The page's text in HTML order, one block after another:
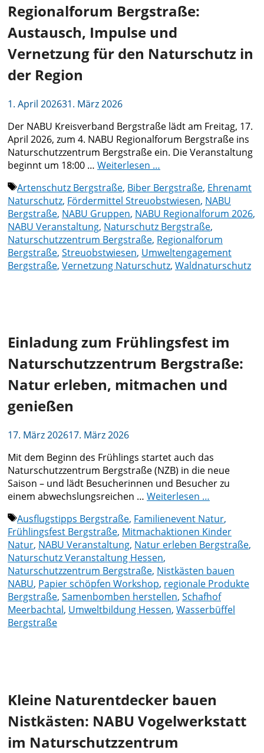
Regionalforum Bergstraße:
Austausch, Impulse und
Vernetzung für den Naturschutz in
der Region
1. April 202631. März 2026
Der NABU Kreisverband Bergstraße lädt am Freitag, 17.
April 2026, zum 4. NABU Regionalforum Bergstraße ins
Naturschutzzentrum Bergstraße ein. Die Veranstaltung
beginnt um 18:00 … Weiterlesen …
Schlagwörter
Artenschutz Bergstraße, Biber Bergstraße, Ehrenamt
Naturschutz, Fördermittel Streuobstwiesen, NABU
Bergstraße, NABU Gruppen, NABU Regionalforum 2026,
NABU Veranstaltung, Naturschutz Bergstraße,
Naturschutzzentrum Bergstraße, Regionalforum
Bergstraße, Streuobstwiesen, Umweltengagement
Bergstraße, Vernetzung Naturschutz, Waldnaturschutz
Einladung zum Frühlingsfest im
Naturschutzzentrum Bergstraße:
Natur erleben, mitmachen und
genießen
17. März 202617. März 2026
Mit dem Beginn des Frühlings startet auch das
Naturschutzzentrum Bergstraße (NZB) in die neue
Saison – und lädt Besucherinnen und Besucher zu
einem abwechslungsreichen … Weiterlesen …
Schlagwörter
Ausflugstipps Bergstraße, Familienevent Natur,
Frühlingsfest Bergstraße, Mitmachaktionen Kinder
Natur, NABU Veranstaltung, Natur erleben Bergstraße,
Naturschutz Veranstaltung Hessen,
Naturschutzzentrum Bergstraße, Nistkästen bauen
NABU, Papier schöpfen Workshop, regionale Produkte
Bergstraße, Samenbomben herstellen, Schafhof
Meerbachtal, Umweltbildung Hessen, Wasserbüffel
Bergstraße
Kleine Naturentdecker bauen
Nistkästen: NABU Vogelwerkstatt
im Naturschutzzentrum